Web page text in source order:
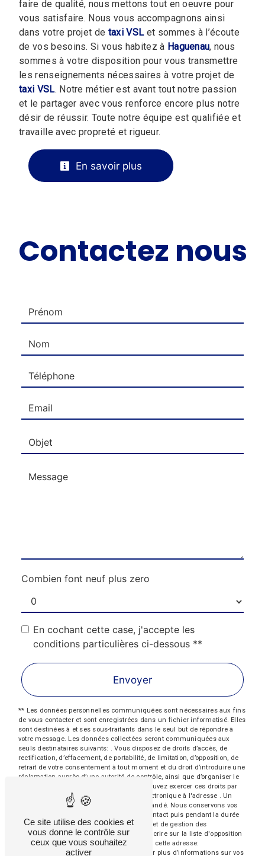
faire de qualité, nous mettons tout en oeuvre pour
vous satisfaire. Nous vous accompagnons ainsi
dans votre projet de taxi VSLet sommes à l’écoute
de vos besoins. Si vous habitez à Haguenau, nous
sommes à votre disposition pour vous transmettre
les renseignements nécessaires à votre projet de
taxi VSL. Notre métier est avant tout notre passion
et le partager avec vous renforce encore plus notre
désir de réussir. Toute notre équipe est qualifiée et
travaille avec propreté et rigueur.
En savoir plus
Contactez nous
Combien font neuf plus zero
En cochant cette case, j'accepte les
conditions particulières ci-dessous **
Envoyer
** Les données personnelles communiquées sont nécessaires aux fins
de vous contacter et sont enregistrées dans un fichier informatisé. Elles
sont destinées à et ses sous-traitants dans le seul but de répondre à
votre message. Les données collectées seront communiquées aux
seuls destinataires suivants: . Vous disposez de droits d’accès, de
rectification, d’effacement, de portabilité, de limitation, d’opposition, de
retrait de votre consentement à tout moment et du droit d’introduire une
réclamation auprès d’une autorité de contrôle, ainsi que d’organiser le
sort de vos données post-mortem. Vous pouvez exercer ces droits par
voie postale à l'adresse ou par courrier électronique à l'adresse . Un
justificatif d'identité pourra vous être demandé. Nous conservons vos
données pendant la période de prise de contact puis pendant la durée
de prescription légale aux fins probatoires et de gestion des
contentieux. Vous avez le droit de vous inscrire sur la liste d'opposition
au démarchage téléphonique, disponible à cette adresse:
. Consultez le site cnil.fr pour plus d’informations sur vos
Ce site utilise des cookies et
vous donne le contrôle sur
ceux que vous souhaitez
activer